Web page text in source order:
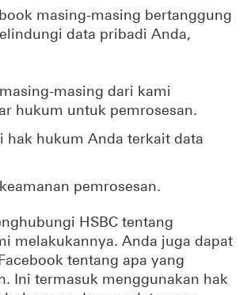
masing-masing bertanggung
data pribadi Anda,
masing dari kami
hukum untuk pemrosesan.
hak hukum Anda terkait data
pemrosesan.
HSBC tentang
melakukannya. Anda juga dapat
tentang apa yang
Ini termasuk menggunakan hak